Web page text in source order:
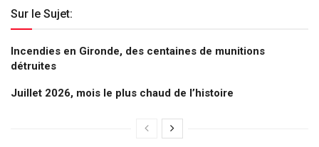
Sur le Sujet:
Incendies en Gironde, des centaines de munitions
détruites
Juillet 2026, mois le plus chaud de l’histoire